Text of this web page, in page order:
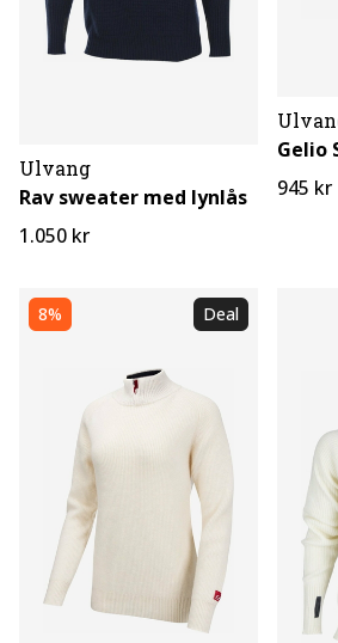
Ulvang
Rav sweater med lynlås
1.050 kr
Gelio
945 kr
8% Deal